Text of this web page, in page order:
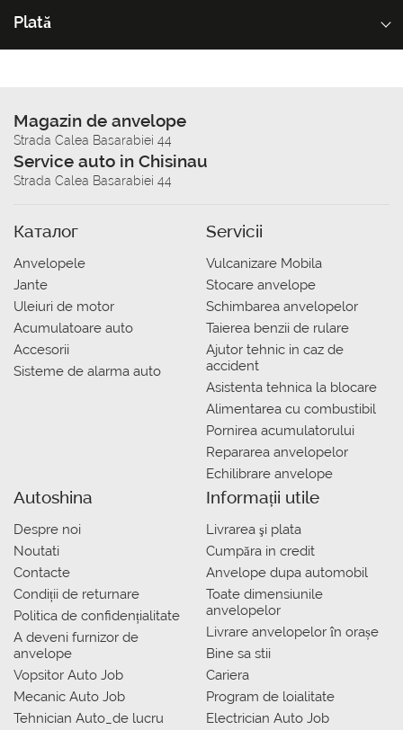
Plată
Magazin de anvelope
Strada Calea Basarabiei 44
Service auto in Chisinau
Strada Calea Basarabiei 44
Каталог
Anvelopele
Jante
Uleiuri de motor
Acumulatoare auto
Accesorii
Sisteme de alarma auto
Servicii
Vulcanizare Mobila
Stocare anvelope
Schimbarea anvelopelor
Taierea benzii de rulare
Ajutor tehnic in caz de
accident
Asistenta tehnica la blocare
Alimentarea cu combustibil
Pornirea acumulatorului
Repararea anvelopelor
Echilibrare anvelope
Autoshina
Despre noi
Noutati
Contacte
Condiții de returnare
Politica de confidențialitate
A deveni furnizor de
anvelope
Vopsitor Auto Job
Mecanic Auto Job
Tehnician Auto_de lucru
Informații utile
Livrarea şi plata
Сumpăra in credit
Anvelope dupa automobil
Toate dimensiunile
anvelopelor
Livrare anvelopelor în orașe
Bine sa stii
Cariera
Program de loialitate
Electrician Auto Job